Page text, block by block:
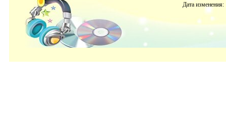
Дата изменения: